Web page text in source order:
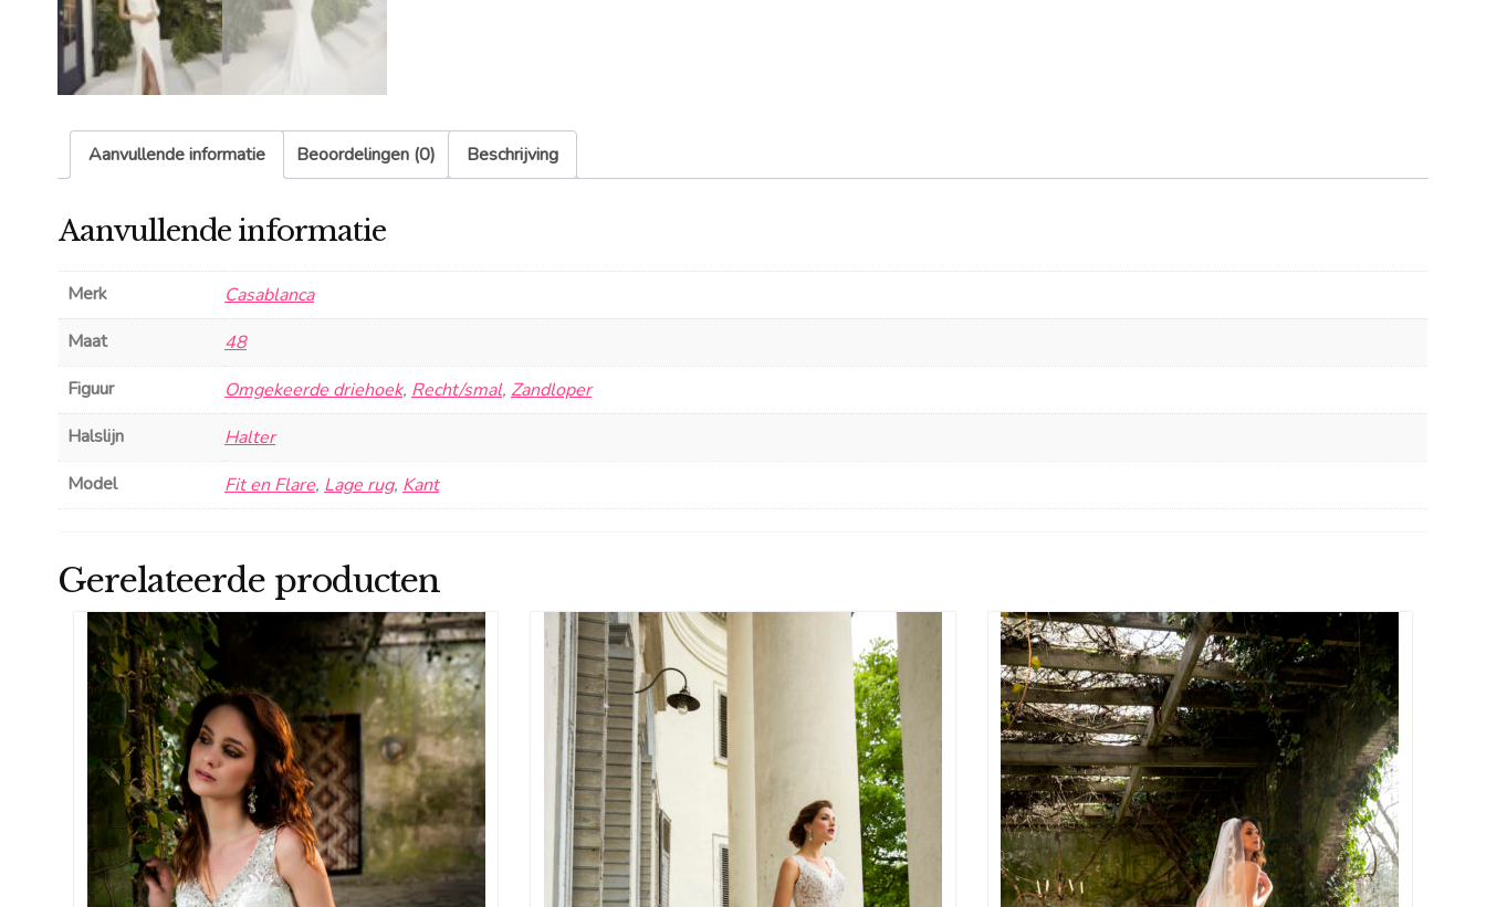
Aanvullende informatie Beoordelingen (0) Beschrijving
Aanvullende informatie
Merk
Casablanca
Maat
48
Figuur
Omgekeerde driehoek, Recht/smal, Zandloper
Halslijn
Halter
Model
Fit en Flare, Lage rug, Kant
Gerelateerde producten